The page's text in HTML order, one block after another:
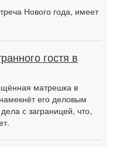
Нового года, имеет
гостя в
матрешка в
его деловым
с заграницей, что,